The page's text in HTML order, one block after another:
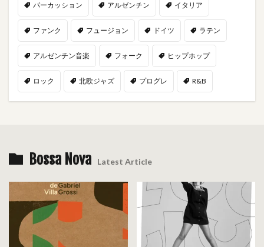
パーカッション アルゼンチン イタリア
ファンク フュージョン ドイツ ラテン
アルゼンチン音楽 フォーク ヒップホップ
ロック 北欧ジャズ プログレ R&B
Bossa Nova Latest Article